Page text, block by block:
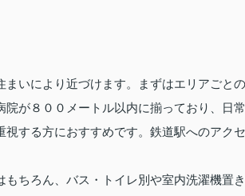
いにより近づけます。まずはエリアごとの
が８００メートル以内に揃っており、日常
する方におすすめです。鉄道駅へのアクセ
ちろん、バス・トイレ別や室内洗濯機置き